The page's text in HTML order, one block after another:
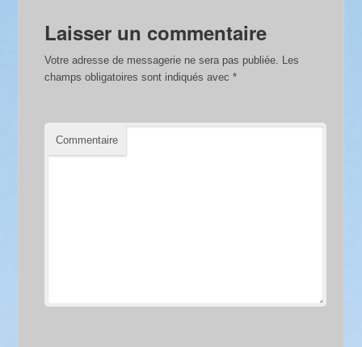
Laisser un commentaire
Votre adresse de messagerie ne sera pas publiée. Les
champs obligatoires sont indiqués avec*
Commentaire